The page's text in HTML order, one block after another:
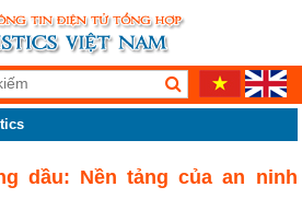
dầu: Nền tảng của an ninh